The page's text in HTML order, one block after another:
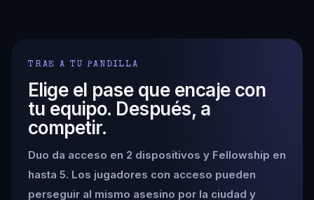
TRAE A TU PANDILLA
Elige el pase que encaje con
tu equipo. Después, a
competir.
Duo da acceso en 2 dispositivos y Fellowship en
hasta 5. Los jugadores con acceso pueden
perseguir al mismo asesino por la ciudad y